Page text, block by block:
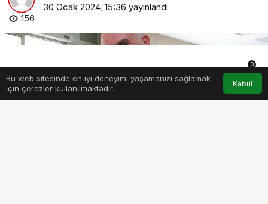
30 Ocak 2024, 15:36 yayınlandı
156
Bu web sitesinde en iyi deneyimi yaşamanızı sağlamak
için çerezler kullanılmaktadır.
Kabul
Anasayfa Akış Hesabım Bildirimler
0